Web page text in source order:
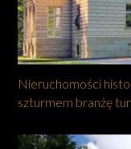
Nieruchomości
szturmem branżę